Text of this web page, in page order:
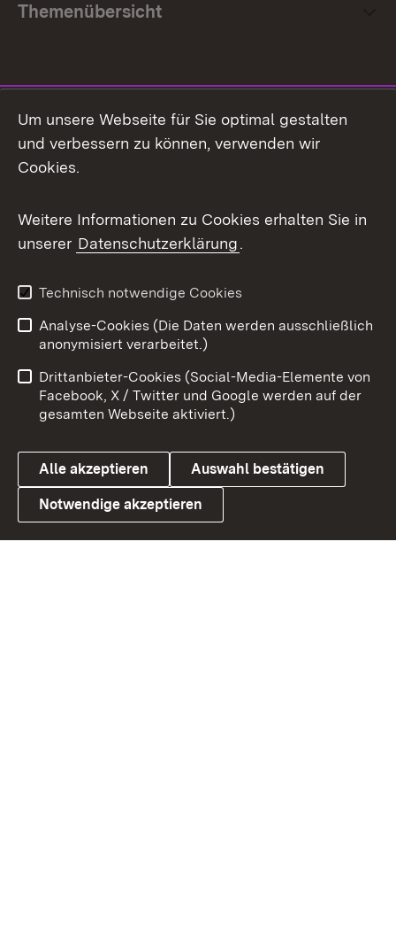
Themenübersicht
Facebook
X / Twitter
Youtube
Link zum Landesportal
Impressum
Kontakt
Barrierefreiheit
Datenschutz
Cookies
Um unsere Webseite für Sie optimal gestalten
und verbessern zu können, verwenden wir
Cookies.
Weitere Informationen zu Cookies erhalten Sie in
unserer Datenschutzerklärung.
Technisch notwendige Cookies
Analyse-Cookies (Die Daten werden ausschließlich
anonymisiert verarbeitet.)
Drittanbieter-Cookies (Social-Media-Elemente von
Facebook, X / Twitter und Google werden auf der
gesamten Webseite aktiviert.)
Alle akzeptieren Auswahl bestätigen
Notwendige akzeptieren